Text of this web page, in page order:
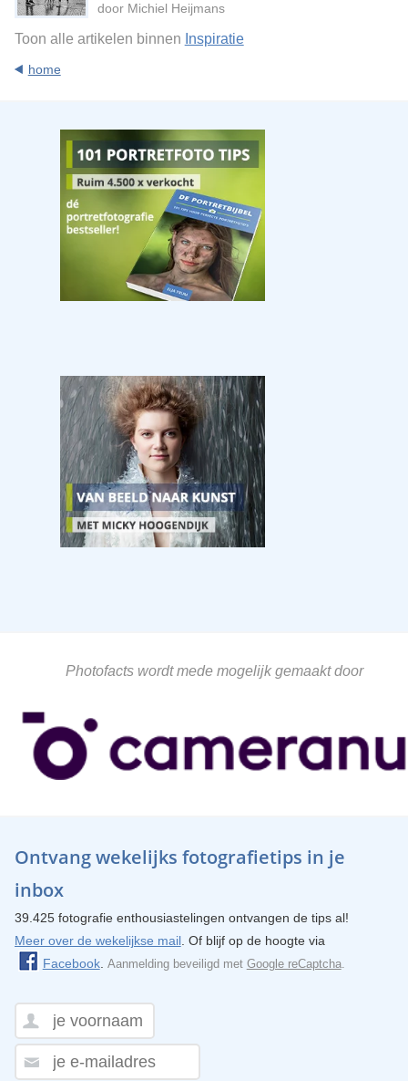
door Michiel Heijmans
Toon alle artikelen binnen Inspiratie
home
Photofacts wordt mede mogelijk gemaakt door
Ontvang wekelijks fotografietips in je
inbox
39.425 fotografie enthousiastelingen ontvangen de tips al!
Meer over de wekelijkse mail. Of blijf op de hoogte via
Facebook. Aanmelding beveiligd met Google reCaptcha.